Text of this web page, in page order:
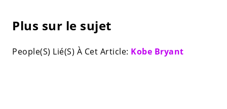
Plus sur le sujet
People(S) Lié(S) À Cet Article: Kobe Bryant